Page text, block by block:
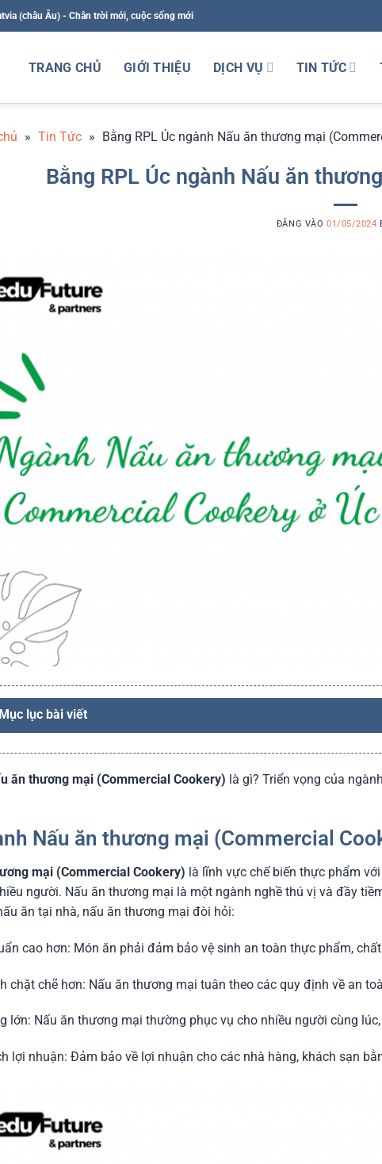
(châu Âu) - Chân trời mới, cuộc sống mới
TRANG CHỦ GIỚI THIỆU DỊCH VỤ TIN TỨC
» Tin Tức » Bằng RPL Úc ngành Nấu ăn thương mại
Bằng RPL Úc ngành Nấu ăn
ĐĂNG VÀO 01/05/2024
Mục lục bài viết
ăn thương mại (Commercial Cookery) là gì? Triển vọng của
Nấu ăn thương mại (Commercial
mại (Commercial Cookery) là lĩnh vực chế biến thực phẩm
người. Nấu ăn thương mại là một ngành nghề thú vị và đầy
ăn tại nhà, nấu ăn thương mại đòi hỏi:
cao hơn: Món ăn phải đảm bảo vệ sinh an toàn thực phẩm,
chặt chẽ hơn: Nấu ăn thương mại tuân theo các quy định về an
lớn: Nấu ăn thương mại thường phục vụ cho nhiều người cùng
lợi nhuận: Đảm bảo về lợi nhuận cho các nhà hàng, khách sạn